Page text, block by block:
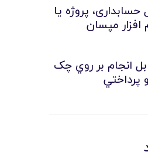
پروژه یا
افزار مپسان
انجام بر روي چک
پرداختي